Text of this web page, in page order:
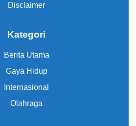
Disclaimer
Kategori
Berita Utama
Gaya Hidup
Internasional
Olahraga